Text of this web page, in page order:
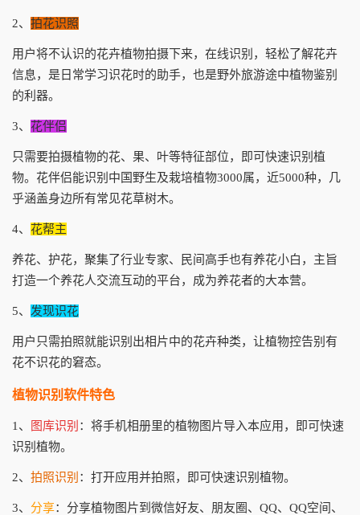
2、 拍花识照
用户将不认识的花卉植物拍摄下来，在线识别，轻松了解花卉
信息，是日常学习识花时的助手，也是野外旅游途中植物鉴别
的利器。
3、 花伴侣
只需要拍摄植物的花、果、叶等特征部位，即可快速识别植
物。花伴侣能识别中国野生及栽培植物3000属，近5000种，几
乎涵盖身边所有常见花草树木。
4、 花帮主
养花、护花，聚集了行业专家、民间高手也有养花小白，主旨
打造一个养花人交流互动的平台，成为养花者的大本营。
5、 发现识花
用户只需拍照就能识别出相片中的花卉种类，让植物控告别有
花不识花的窘态。
植物识别软件特色
1、 图库识别 ：将手机相册里的植物图片导入本应用，即可快速
识别植物。
2、 拍照识别 ：打开应用并拍照，即可快速识别植物。
3、 分享：分享植物图片到微信好友、朋友圈、QQ、QQ空间、